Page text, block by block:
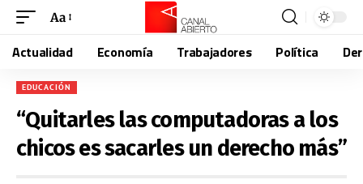
Aa
Actualidad Economía Trabajadores Política
EDUCACIÓN
“Quitarles las computadoras a los
chicos es sacarles un derecho más”